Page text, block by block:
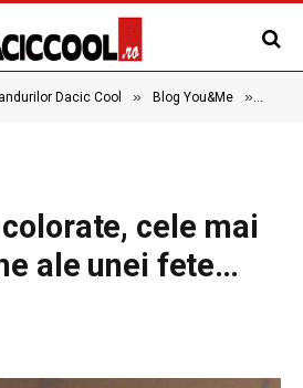
Dacic Cool » Blog You&Me »
cele mai
ale unei fete…